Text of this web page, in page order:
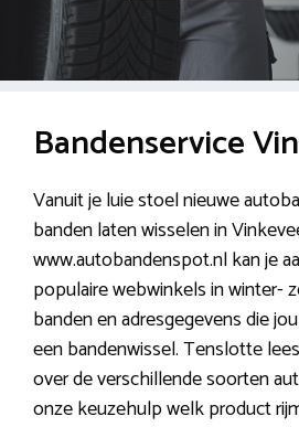
Bandenservice
Vanuit je luie stoel nieuwe
banden laten wisselen in
www.autobandenspot.nl kan je
populaire webwinkels in winter-
banden en adresgegevens die
een bandenwissel. Tenslotte
over de verschillende soorten
onze keuzehulp welk product